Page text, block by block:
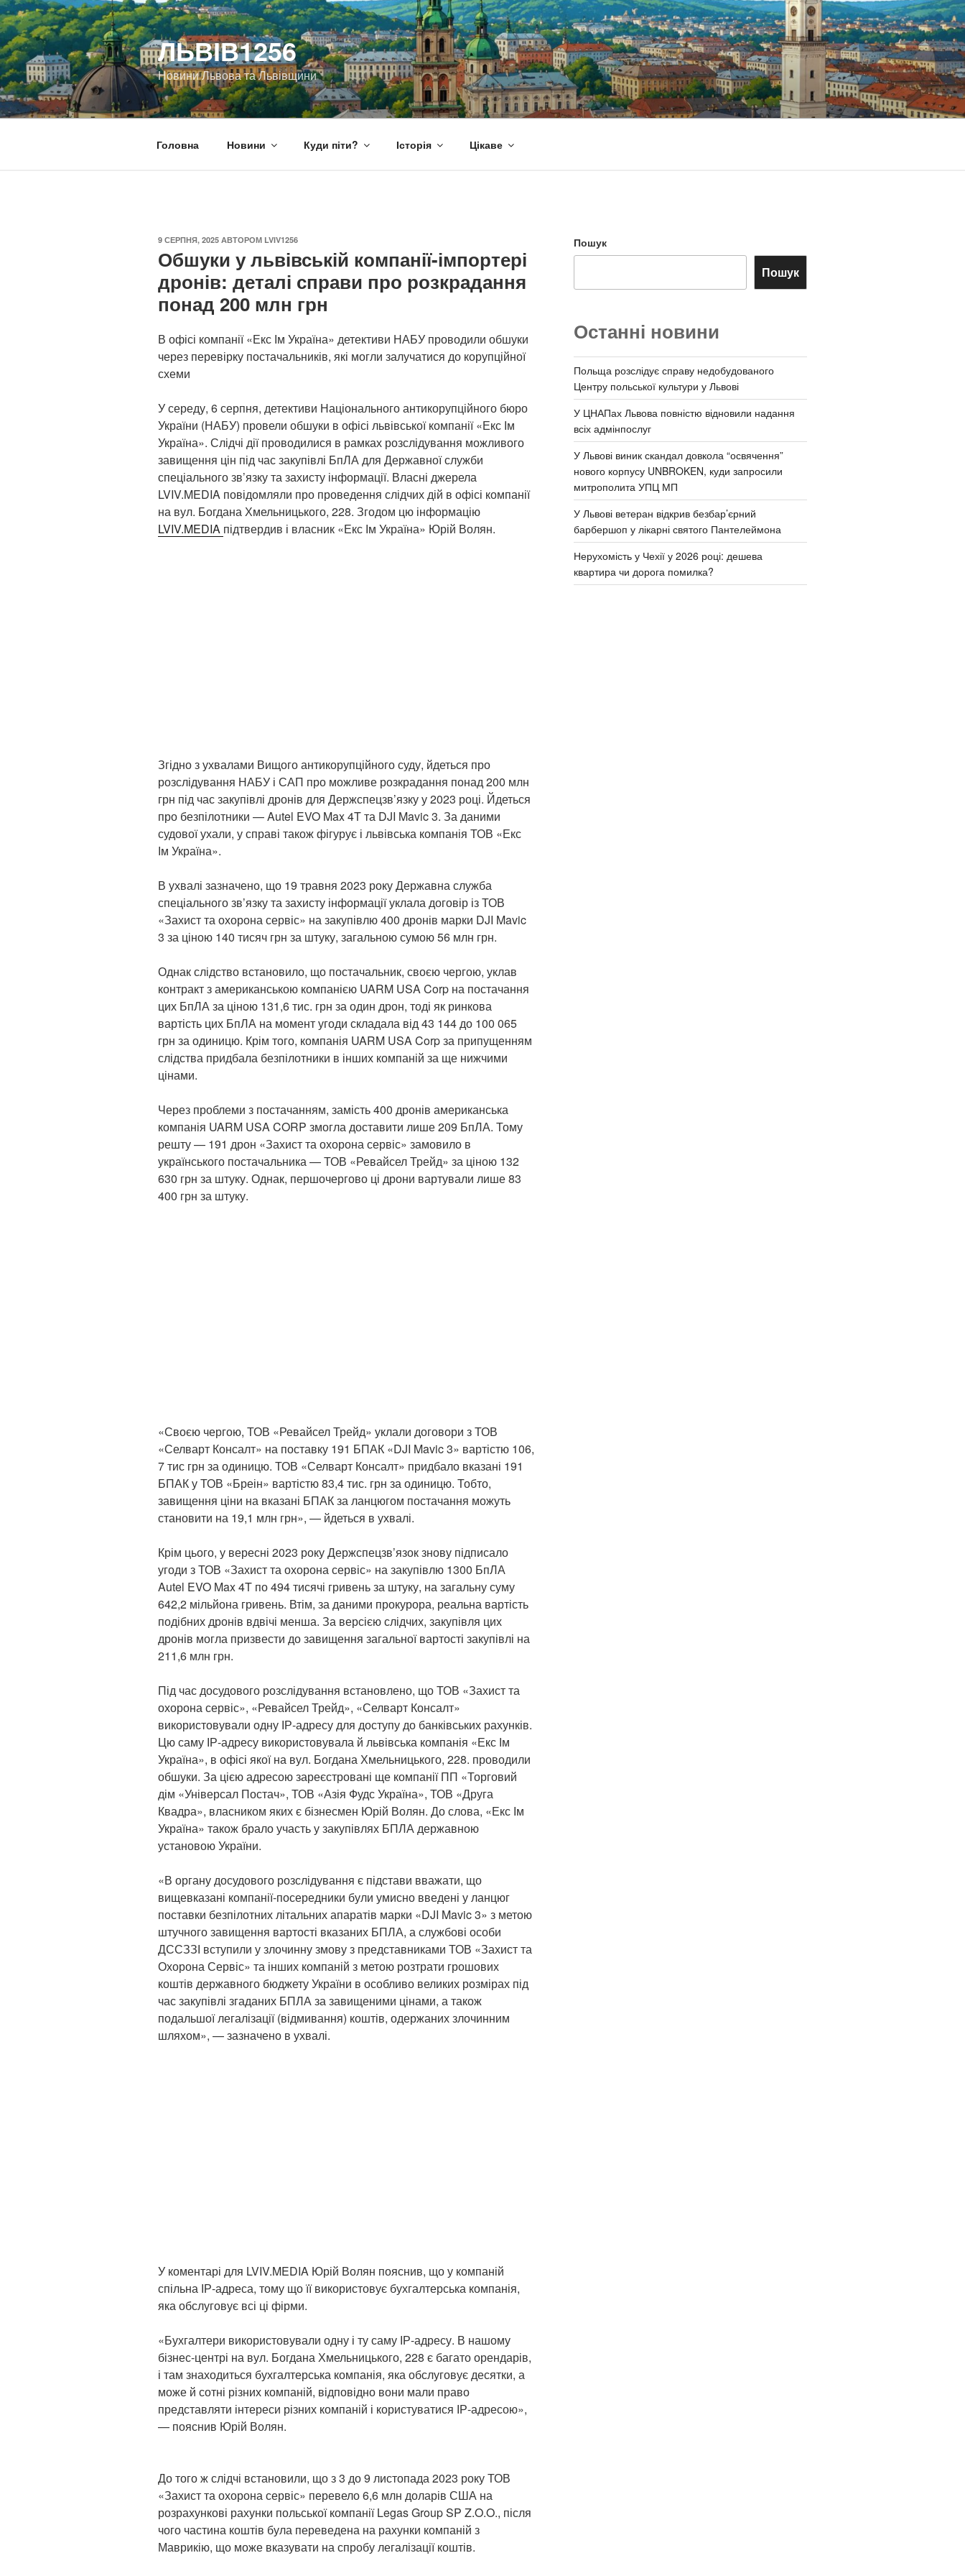
Перейти
до
вмісту
ЛЬВІВ1256
Новини Львова та Львівщини
Головна Новини Куди піти? Історія Цікаве
ОПУБЛІКОВАНО
9 СЕРПНЯ, 2025 АВТОРОМ LVIV1256
Обшуки у львівській компанії-імпортері
дронів: деталі справи про розкрадання
понад 200 млн грн
В офісі компанії «Екс Ім Україна» детективи НАБУ проводили обшуки
через перевірку постачальників, які могли залучатися до корупційної
схеми
У середу, 6 серпня, детективи Національного антикорупційного бюро
України (НАБУ) провели обшуки в офісі львівської компанії «Екс Ім
Україна». Слідчі дії проводилися в рамках розслідування можливого
завищення цін під час закупівлі БпЛА для Державної служби
спеціального зв’язку та захисту інформації. Власні джерела
LVIV.MEDIA повідомляли про проведення слідчих дій в офісі компанії
на вул. Богдана Хмельницького, 228. Згодом цю інформацію
LVIV.MEDIA підтвердив і власник «Екс Ім Україна» Юрій Волян.
Згідно з ухвалами Вищого антикорупційного суду, йдеться про
розслідування НАБУ і САП про можливе розкрадання понад 200 млн
грн під час закупівлі дронів для Держспецзв’язку у 2023 році. Йдеться
про безпілотники — Autel EVO Max 4T та DJI Mavic 3. За даними
судової ухали, у справі також фігурує і львівська компанія ТОВ «Екс
Ім Україна».
В ухвалі зазначено, що 19 травня 2023 року Державна служба
спеціального зв’язку та захисту інформації уклала договір із ТОВ
«Захист та охорона сервіс» на закупівлю 400 дронів марки DJI Mavic
3 за ціною 140 тисяч грн за штуку, загальною сумою 56 млн грн.
Однак слідство встановило, що постачальник, своєю чергою, уклав
контракт з американською компанією UARM USA Corp на постачання
цих БпЛА за ціною 131,6 тис. грн за один дрон, тоді як ринкова
вартість цих БпЛА на момент угоди складала від 43 144 до 100 065
грн за одиницю. Крім того, компанія UARM USA Corp за припущенням
слідства придбала безпілотники в інших компаній за ще нижчими
цінами.
Через проблеми з постачанням, замість 400 дронів американська
компанія UARM USA CORP змогла доставити лише 209 БпЛА. Тому
решту — 191 дрон «Захист та охорона сервіс» замовило в
українського постачальника — ТОВ «Ревайсел Трейд» за ціною 132
630 грн за штуку. Однак, першочергово ці дрони вартували лише 83
400 грн за штуку.
«Своєю чергою, ТОВ «Ревайсел Трейд» уклали договори з ТОВ
«Селварт Консалт» на поставку 191 БПАК «DJI Mavic 3» вартістю 106,
7 тис грн за одиницю. ТОВ «Селварт Консалт» придбало вказані 191
БПАК у ТОВ «Бреін» вартістю 83,4 тис. грн за одиницю. Тобто,
завищення ціни на вказані БПАК за ланцюгом постачання можуть
становити на 19,1 млн грн», — йдеться в ухвалі.
Крім цього, у вересні 2023 року Держспецзв’язок знову підписало
угоди з ТОВ «Захист та охорона сервіс» на закупівлю 1300 БпЛА
Autel EVO Max 4T по 494 тисячі гривень за штуку, на загальну суму
642,2 мільйона гривень. Втім, за даними прокурора, реальна вартість
подібних дронів вдвічі менша. За версією слідчих, закупівля цих
дронів могла призвести до завищення загальної вартості закупівлі на
211,6 млн грн.
Під час досудового розслідування встановлено, що ТОВ «Захист та
охорона сервіс», «Ревайсел Трейд», «Селварт Консалт»
використовували одну ІР-адресу для доступу до банківських рахунків.
Цю саму ІР-адресу використовувала й львівська компанія «Екс Ім
Україна», в офісі якої на вул. Богдана Хмельницького, 228. проводили
обшуки. За цією адресою зареєстровані ще компанії ПП «Торговий
дім «Універсал Постач», ТОВ «Азія Фудс Україна», ТОВ «Друга
Квадра», власником яких є бізнесмен Юрій Волян. До слова, «Екс Ім
Україна» також брало участь у закупівлях БПЛА державною
установою України.
«В органу досудового розслідування є підстави вважати, що
вищевказані компанії-посередники були умисно введені у ланцюг
поставки безпілотних літальних апаратів марки «DJI Mavic 3» з метою
штучного завищення вартості вказаних БПЛА, а службові особи
ДССЗЗІ вступили у злочинну змову з представниками ТОВ «Захист та
Охорона Сервіс» та інших компаній з метою розтрати грошових
коштів державного бюджету України в особливо великих розмірах під
час закупівлі згаданих БПЛА за завищеними цінами, а також
подальшої легалізації (відмивання) коштів, одержаних злочинним
шляхом», — зазначено в ухвалі.
У коментарі для LVIV.MEDIA Юрій Волян пояснив, що у компаній
спільна ІР-адреса, тому що її використовує бухгалтерська компанія,
яка обслуговує всі ці фірми.
«Бухгалтери використовували одну і ту саму ІР-адресу. В нашому
бізнес-центрі на вул. Богдана Хмельницького, 228 є багато орендарів,
і там знаходиться бухгалтерська компанія, яка обслуговує десятки, а
може й сотні різних компаній, відповідно вони мали право
представляти інтереси різних компаній і користуватися ІР-адресою»,
— пояснив Юрій Волян.
До того ж слідчі встановили, що з 3 до 9 листопада 2023 року ТОВ
«Захист та охорона сервіс» перевело 6,6 млн доларів США на
розрахункові рахунки польської компанії Legas Group SP Z.O.O., після
чого частина коштів була переведена на рахунки компаній з
Маврикію, що може вказувати на спробу легалізації коштів.
Пошук
Пошук
Останні новини
Польща розслідує справу недобудованого
Центру польської культури у Львові
У ЦНАПах Львова повністю відновили надання
всіх адмінпослуг
У Львові виник скандал довкола “освячення”
нового корпусу UNBROKEN, куди запросили
митрополита УПЦ МП
У Львові ветеран відкрив безбар’єрний
барбершоп у лікарні святого Пантелеймона
Нерухомість у Чехії у 2026 році: дешева
квартира чи дорога помилка?